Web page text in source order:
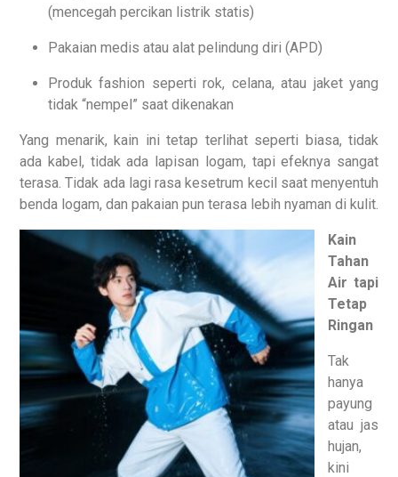
(mencegah percikan listrik statis)
Pakaian medis atau alat pelindung diri (APD)
Produk fashion seperti rok, celana, atau jaket yang
tidak “nempel” saat dikenakan
Yang menarik, kain ini tetap terlihat seperti biasa, tidak
ada kabel, tidak ada lapisan logam, tapi efeknya sangat
terasa. Tidak ada lagi rasa kesetrum kecil saat menyentuh
benda logam, dan pakaian pun terasa lebih nyaman di kulit.
Kain
Tahan
Air tapi
Tetap
Ringan
Tak
hanya
payung
atau jas
hujan,
kini